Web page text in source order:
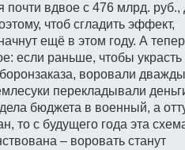
почти вдвое с 476 млрд. руб.,
чтоб сгладить эффект,
ещё в этом году. А
если раньше, чтобы украсть
воровали
перекладывали
бюджета в военный, а
то с будущего года эта
– воровать станут